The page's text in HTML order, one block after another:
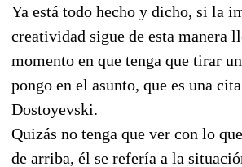
Ya está todo hecho y dicho, si la
creatividad sigue de esta manera
momento en que tenga que tirar
pongo en el asunto, que es una
Dostoyevski.
Quizás no tenga que ver con lo
de arriba, él se refería a la